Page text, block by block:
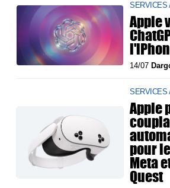
SERVICES
Apple
14/07
SERVICES
Apple
pour
Meta
Quest